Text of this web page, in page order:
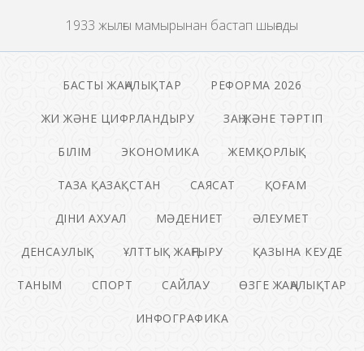
1933 жылғы мамырынан бастап шығады
БАСТЫ ЖАҢАЛЫҚТАР РЕФОРМА 2026
ЖИ ЖӘНЕ ЦИФРЛАНДЫРУ ЗАҢ ЖӘНЕ ТӘРТІП
БІЛІМ ЭКОНОМИКА ЖЕМҚОРЛЫҚ
ТАЗА ҚАЗАҚСТАН САЯСАТ ҚОҒАМ
ДІНИ АХУАЛ МӘДЕНИЕТ ӘЛЕУМЕТ
ДЕНСАУЛЫҚ ҰЛТТЫҚ ЖАҢҒЫРУ ҚАЗЫНА КЕУДЕ
ТАНЫМ СПОРТ САЙЛАУ ӨЗГЕ ЖАҢАЛЫҚТАР
ИНФОГРАФИКА